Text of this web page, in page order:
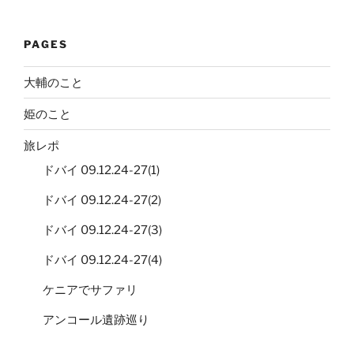
PAGES
大輔のこと
姫のこと
旅レポ
ドバイ 09.12.24-27(1)
ドバイ 09.12.24-27(2)
ドバイ 09.12.24-27(3)
ドバイ 09.12.24-27(4)
ケニアでサファリ
アンコール遺跡巡り